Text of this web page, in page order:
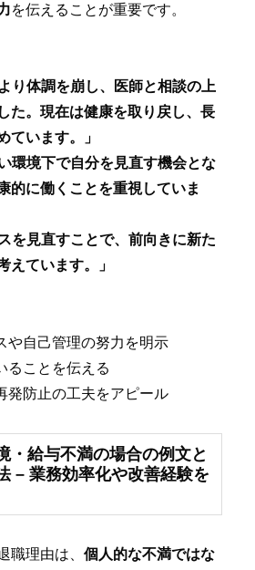
を伝えることが重要です。
り体調を崩し、医師と相談の上
た。現在は健康を取り戻し、長
ています。」
環境下で自分を見直す機会とな
的に働くことを重視していま
を見直すことで、前向きに新た
えています。」
や自己管理の努力を明示
ることを伝える
発防止の工夫をアピール
・給与不満の場合の例文と
– 業務効率化や改善経験を
職理由は、 個人的な不満ではな